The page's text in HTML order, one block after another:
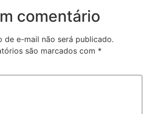
comentário
de e-mail não será publicado.
são marcados com *